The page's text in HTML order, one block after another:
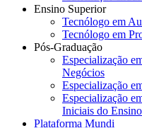
Ensino Superior
Tecnólogo em
Tecnólogo em
Pós-Graduação
Especialização
Negócios
Especialização
Especialização
Iniciais do
Plataforma Mundi